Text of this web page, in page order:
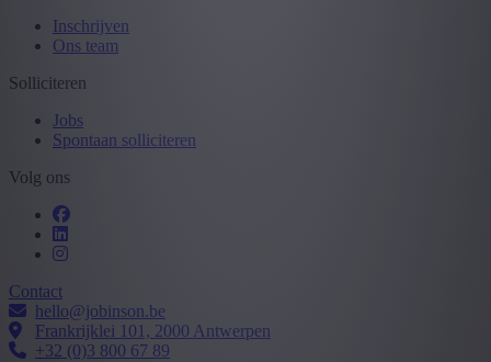
Inschrijven
Ons team
Solliciteren
Jobs
Spontaan solliciteren
Volg ons
Contact
hello@jobinson.be
Frankrijklei 101, 2000 Antwerpen
+32 (0)3 800 67 89